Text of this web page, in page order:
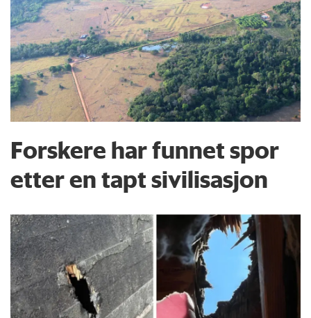
Forskere har funnet spor
etter en tapt sivilisasjon